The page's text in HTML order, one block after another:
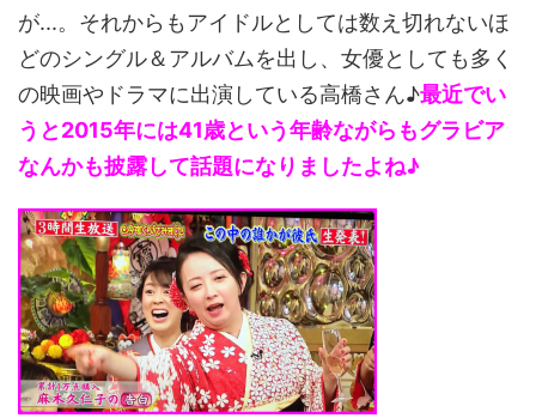
が...。それからもアイドルとしては数え切れないほ
どのシングル＆アルバムを出し、女優としても多く
の映画やドラマに出演している高橋さん♪最近でい
うと2015年には41歳という年齢ながらもグラビア
なんかも披露して話題になりましたよね♪